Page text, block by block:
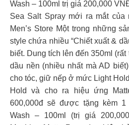
Wash – 100ml trị giá 200,000
Sea Salt Spray mới ra mắt của
Men’s Store Một trong những
style chứa nhiều “Chiết xuất &
biết. Dung tích lên đến 350ml
dầu nền (nhiều nhất mà AD
cho tóc, giữ nếp ở mức Light
Hold và cho ra hiệu ứng
600,000đ sẽ được tặng kèm 1
Wash – 100ml (trị giá